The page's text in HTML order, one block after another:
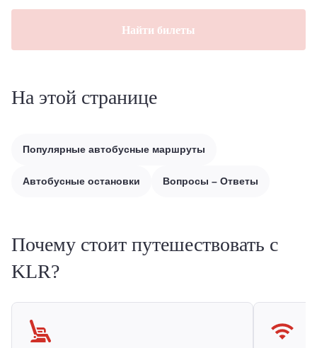
Найти билеты
На этой странице
Популярные автобусные маршруты
Автобусные остановки Вопросы – Ответы
Почему стоит путешествовать с
KLR?